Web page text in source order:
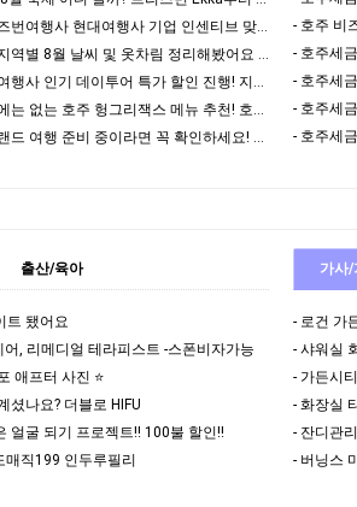
출산/육아
트 됐어요
, 리메디얼 테라피스트 -스폰비자가능
애프터 사진 ⭐️
셨나요? 더블로 HIFU
얼굴 되기 프로젝트!! 100불 할인!!
매직199 인두루필리
가사/
- 로건 가
- 가든시
- 화장실
- 잔디관
- 버닝스